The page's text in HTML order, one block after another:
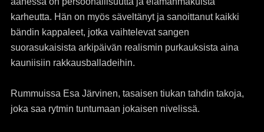
karheutta. Hän on myös säveltänyt ja sanoittanut kaikki
bändin kappaleet, jotka vaihtelevat sangen
suorasukaisista arkipäivän realismin purkauksista aina
kauniisiin rakkausballadeihin.
Rummuissa Esa Järvinen, tasaisen tiukan tahdin takoja,
joka saa rytmin tuntumaan jokaisen nivelissä.